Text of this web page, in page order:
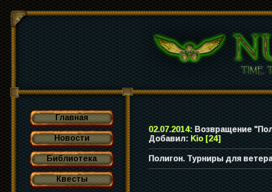
Главная
Новости
Библиотека
Квесты
02.07.2014: Возвращение
Добавил: Kio [24]
Полигон. Турниры для